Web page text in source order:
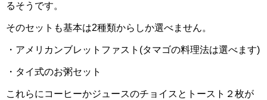
るそうです。
そのセットも基本は2種類からしか選べません。
・アメリカンブレットファスト(タマゴの料理法は選べます)
・タイ式のお粥セット
これらにコーヒーかジュースのチョイスとトースト２枚が